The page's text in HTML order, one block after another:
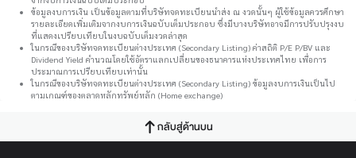
ข้อมูลงบการเงิน เป็นข้อมูลตามที่บริษัทจดทะเบียนนำส่ง ณ งวดนั้นๆ ผู้ใช้ข้อมูลควรศึกษา
รายละเอียดเพิ่มเติมจากงบการเงินฉบับเต็มประกอบ ซึ่งมีบางบริษัทอาจมีการปรับปรุงงบ
ที่แสดงเปรียบเทียบในงบฉบับเต็มงวดล่าสุด
ในกรณีของบริษัทจดทะเบียนต่างประเทศ (Secondary Listing) ค่าสถิติ P/E P/BV และ
Dividend Yield คำนวณโดยใช้อัตราแลกเปลี่ยนของธนาคารแห่งประเทศไทย เพื่อการ
ประมาณการเปรียบเทียบเท่านั้น
ในกรณีของบริษัทจดทะเบียนต่างประเทศ (Secondary Listing) ข้อมูลงบการเงินเป็นไป
ตามเกณฑ์ของตลาดหลักทรัพย์หลัก (Home exchange)
กลับสู่ด้านบน